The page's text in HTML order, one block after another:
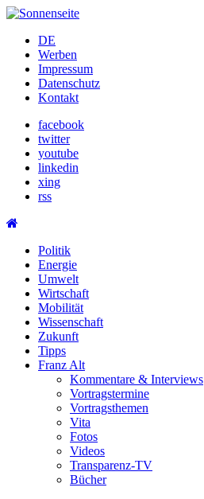
Skip
contentDE
Werben
Impressum
Datenschutz
Kontakt
facebook
twitter
youtube
linkedin
xing
rss
Politik
Energie
Umwelt
Wirtschaft
Mobilität
Wissenschaft
Zukunft
Tipps
Franz Alt
Kommentare & Interviews
Vortragstermine
Vortragsthemen
Vita
Fotos
Videos
Transparenz-TV
Bücher